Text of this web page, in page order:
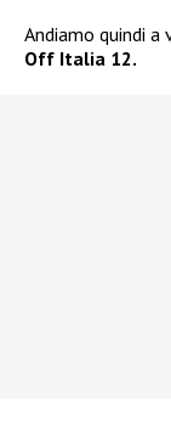
Andiamo quindi a
Off Italia 12.